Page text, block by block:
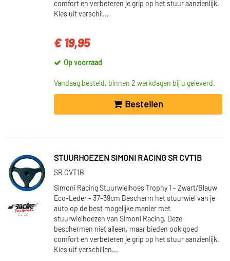
comfort en verbeteren je grip op het stuur aanzienlijk.
Kies uit verschil...
€ 19,95
Op voorraad
Vandaag besteld, binnen 2 werkdagen bij u geleverd.
Bestellen
STUURHOEZEN SIMONI RACING SR CVT1B
SR CVT1B
Simoni Racing Stuurwielhoes Trophy 1 - Zwart/Blauw
Eco-Leder - 37-39cm Bescherm het stuurwiel van je
auto op de best mogelijke manier met
stuurwielhoezen van Simoni Racing. Deze
beschermen niet alleen, maar bieden ook goed
comfort en verbeteren je grip op het stuur aanzienlijk.
Kies uit verschillen...